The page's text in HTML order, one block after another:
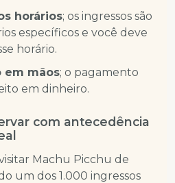
horários; os ingressos são
específicos e você deve
horário.
em mãos; o pagamento
em dinheiro.
com antecedência
Machu Picchu de
um dos 1.000 ingressos